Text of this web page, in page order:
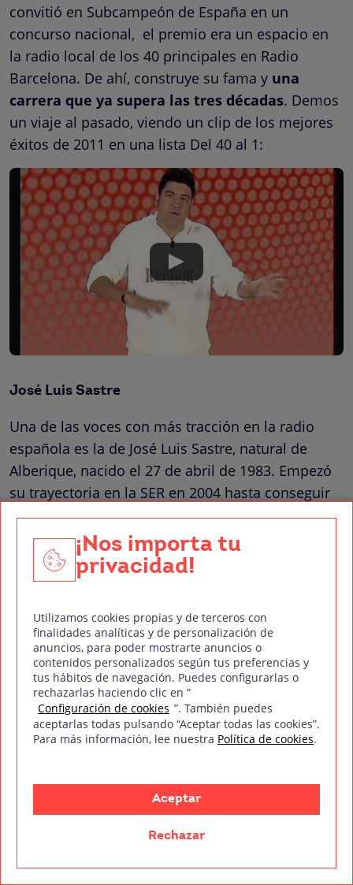
convitió en Subcampeón de España en un
concurso nacional, el premio era un espacio en
la radio local de los 40 principales en Radio
Barcelona. De ahí, construye su fama y una
carrera que ya supera las tres décadas. Demos
un viaje al pasado, viendo un clip de los mejores
éxitos de 2011 en una lista Del 40 al 1:
José Luis Sastre
Una de las voces con más tracción en la radio
española es la de José Luis Sastre, natural de
Alberique, nacido el 27 de abril de 1983. Empezó
su trayectoria en la SER en 2004 hasta conseguir
integrarse en el programaHora 25, más adelante
Angels Barceló lo ficha enHoy por Hoy
dirigir el espacio. En estos momentos es
subdirector.
Su principal foco de trabajo es la radio, pero
también es escritor y tiene una columna de
opinión en El País. Además, también tiene un
proyecto en clave de comedia, como
copresentador deSastre y Maldonado
pódcast que comparte con Miguel Maldonado.
¡Nos importa tu
privacidad!
Utilizamos cookies propias y de terceros con
finalidades analíticas y de personalización de
anuncios, para poder mostrarte anuncios o
contenidos personalizados según tus preferencias y
tus hábitos de navegación. Puedes configurarlas o
rechazarlas haciendo clic en “
Configuración de cookies ”. También puedes
aceptarlas todas pulsando “Aceptar todas las cookies”.
Para más información, lee nuestra Política de cookies.
Aceptar
Rechazar